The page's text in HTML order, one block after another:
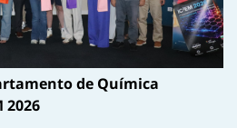
de Química
2026